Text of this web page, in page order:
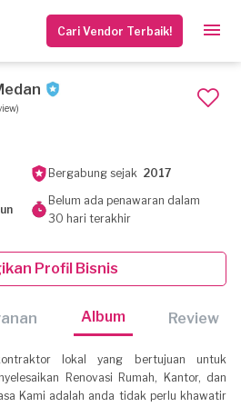
Cari Vendor Terbaik!
Bergabung sejak 2017
Belum ada penawaran dalam
30 hari terakhir
Profil Bisnis
Album Review
lokal yang bertujuan untuk
Renovasi Rumah, Kantor, dan
Kami adalah anda tidak perlu khawatir